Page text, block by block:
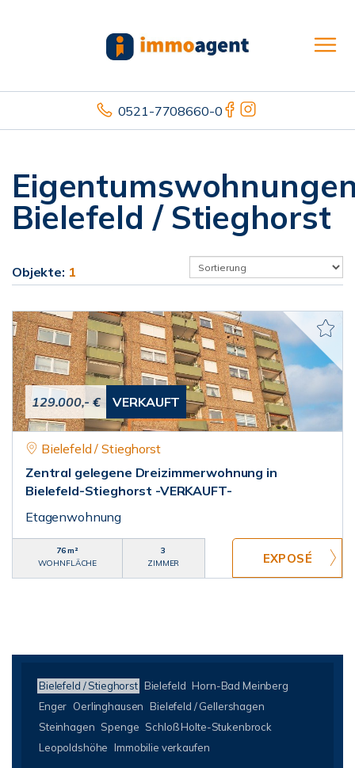
0521-7708660-0
Bielefeld / Stieghorst
Objekte: 1
129.000,- € VERKAUFT
Bielefeld / Stieghorst
Zentral gelegene Dreizimmerwohnung in
Bielefeld-Stieghorst -VERKAUFT-
Etagenwohnung
76 m²
WOHNFLÄCHE
3
ZIMMER
Bielefeld / Stieghorst Bielefeld Horn-Bad Meinberg
Enger Oerlinghausen Bielefeld / Gellershagen
Steinhagen Spenge Schloß Holte-Stukenbrock
Leopoldshöhe Immobilie verkaufen